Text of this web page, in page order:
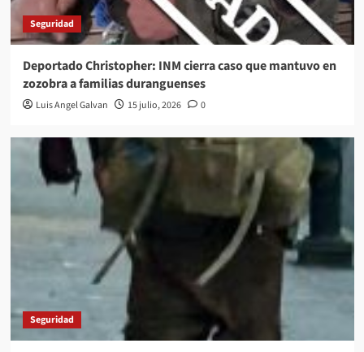
Seguridad
Deportado Christopher: INM cierra caso que mantuvo en
zozobra a familias duranguenses
Luis Angel Galvan 15 julio, 2026 0
Seguridad